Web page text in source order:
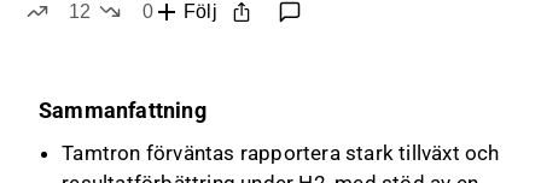
12
0
Följ
Sammanfattning
Tamtron förväntas rapportera stark tillväxt och